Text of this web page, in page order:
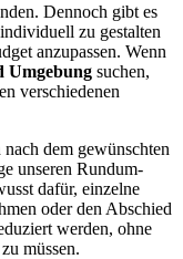
Dennoch gibt es
zu gestalten
anzupassen. Wenn
Umgebung suchen,
verschiedenen
dem gewünschten
unseren Rundum-
dafür, einzelne
oder den Abschied
werden, ohne
müssen.